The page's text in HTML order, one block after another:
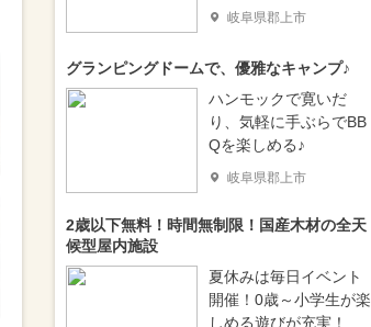
岐阜県郡上市
グランピングドームで、優雅なキャンプ♪
ハンモックで寛いだ
り、気軽に手ぶらでBB
Qを楽しめる♪
岐阜県郡上市
2歳以下無料！時間無制限！国産木材の全天
候型屋内施設
夏休みは毎日イベント
開催！0歳～小学生が楽
しめる遊びが充実！